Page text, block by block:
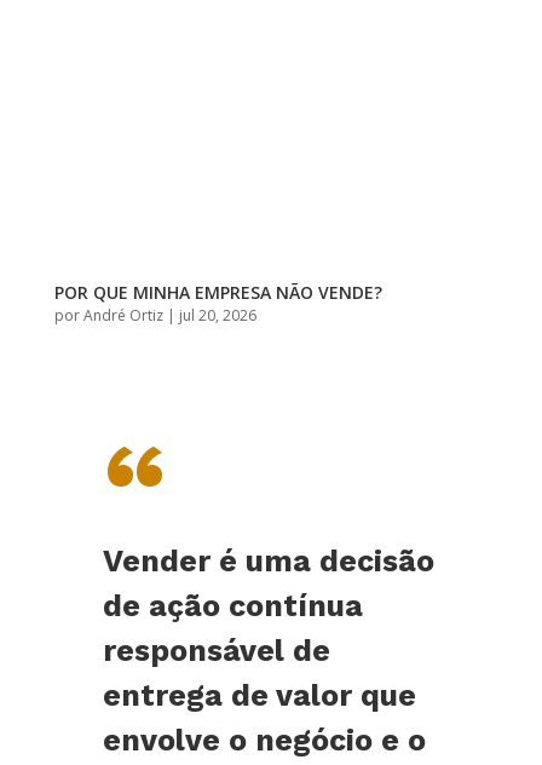
POR QUE MINHA EMPRESA NÃO VENDE?
porAndré Ortiz| jul 20, 2026
“
Vender é uma decisão
de ação contínua
responsável de
entrega de valor que
envolve o negócio e o